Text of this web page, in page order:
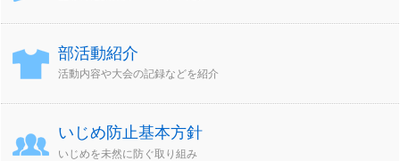
部活動紹介
活動内容や大会の記録などを紹介
いじめ防止基本方針
いじめを未然に防ぐ取り組み